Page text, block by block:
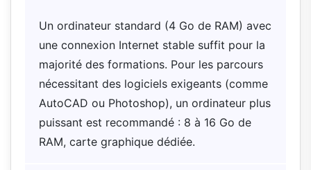
Un ordinateur standard (4 Go de RAM) avec
une connexion Internet stable suffit pour la
majorité des formations. Pour les parcours
nécessitant des logiciels exigeants (comme
AutoCAD ou Photoshop), un ordinateur plus
puissant est recommandé : 8 à 16 Go de
RAM, carte graphique dédiée.